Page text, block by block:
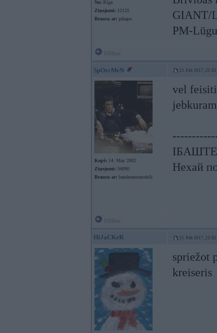
No: Rīga
Ziņojumi: 12125
Braucu ar: pikapu
GIANT/
PM-
SpOrcMeN 21. Feb 2017, 21:02
Kopš: 14. May 2002
Ziņojumi: 34090
Braucu ar: banderautomobili
vel
Нехай
HiJaCKeR 21. Feb 2017, 21:02
spriežot
kreiseris